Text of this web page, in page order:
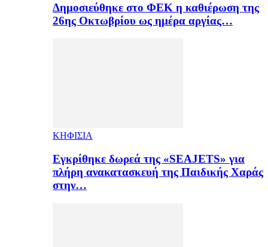
Δημοσιεύθηκε στο ΦΕΚ η καθιέρωση της
26ης Οκτωβρίου ως ημέρα αργίας…
ΚΗΦΙΣΙΑ
Εγκρίθηκε δωρεά της «SEAJETS» για
πλήρη ανακατασκευή της Παιδικής Χαράς
στην…